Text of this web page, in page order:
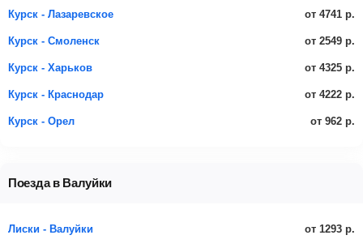
Курск - Лазаревское от 4741 р.
Курск - Смоленск от 2549 р.
Курск - Харьков от 4325 р.
Курск - Краснодар от 4222 р.
Курск - Орел от 962 р.
Поезда в Валуйки
Лиски - Валуйки от 1293 р.